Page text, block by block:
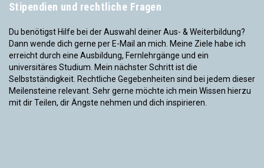
Stipendien und rechtliche Fragen
Du benötigst Hilfe bei der Auswahl deiner Aus- & Weiterbildung?
Dann wende dich gerne per E-Mail an mich. Meine Ziele habe ich
erreicht durch eine Ausbildung, Fernlehrgänge und ein
universitäres Studium. Mein nächster Schritt ist die
Selbstständigkeit. Rechtliche Gegebenheiten sind bei jedem dieser
Meilensteine relevant. Sehr gerne möchte ich mein Wissen hierzu
mit dir Teilen, dir Ängste nehmen und dich inspirieren.